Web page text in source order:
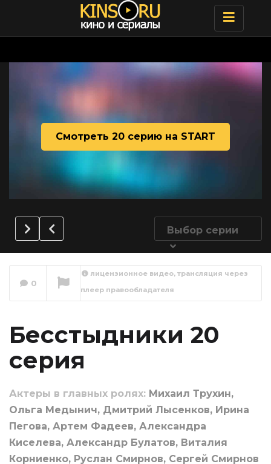
Toggle
Смотреть 20 серию на START
Выбор серии
Бесстыдники 21
0
лицензионное видео, трансляция через
плеер правообладателя
Бесстыдники 20
серия
Актеры в главных ролях: Михаил Трухин,
Ольга Медынич, Дмитрий Лысенков, Ирина
Пегова, Артем Фадеев, Александра
Киселева, Александр Булатов, Виталия
Корниенко, Руслан Смирнов, Сергей Смирнов